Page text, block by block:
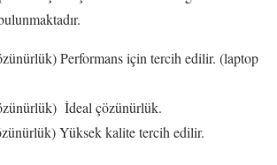
Performans için tercih edilir. (laptop
İdeal çözünürlük.
Yüksek kalite tercih edilir.